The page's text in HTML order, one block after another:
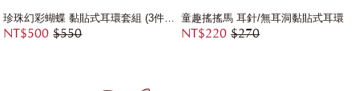
NT$500 $550
童趣搖搖馬 耳針/無耳洞黏貼式耳環
NT$220 $270